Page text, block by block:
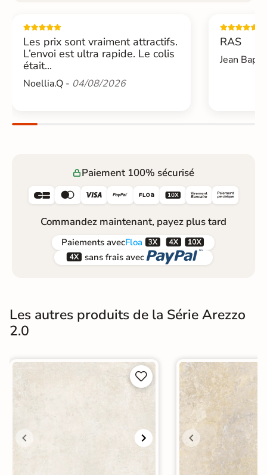
Les prix sont vraiment attractifs.
L’envoi est ultra rapide. Le colis
était...
Noellia.Q - 04/08/2026
RAS
Jean
Paiement 100% sécurisé
     
Commandez maintenant, payez plus tard
Paiements avecFloa  
 sans frais avec 
Les autres produits de la Série Arezzo
2.0

